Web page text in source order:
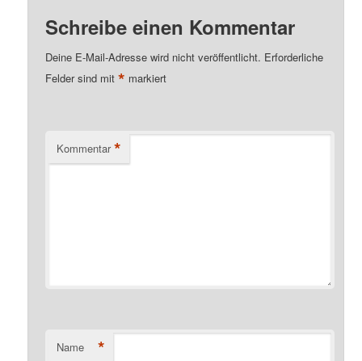
Schreibe einen Kommentar
Deine E-Mail-Adresse wird nicht veröffentlicht. Erforderliche
Felder sind mit* markiert
Kommentar *
Name *